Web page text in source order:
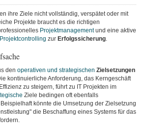
ihre Ziele nicht vollständig, verspätet oder mit
Projekte braucht es die richtigen
Projektmanagementund eine aktive
Projektcontrolling zur Erfolgssicherung.
den operativen und strategischen Zielsetzungen
kontinuierliche Anforderung, das Kerngeschäft
zu steigern, führt zu IT Projekten im
Ziele bedingen oft ebenfalls
könnte die Umsetzung der Zielsetzung
die Beschaffung eines Systems für das